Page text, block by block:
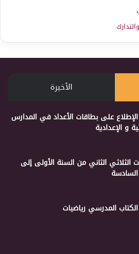
الأخيرة
على بطاقات الأعداد في المدارس
و الإعدادية
الثلاثي الثاني من السنة الأولى إلى
المدرسي رياضيات